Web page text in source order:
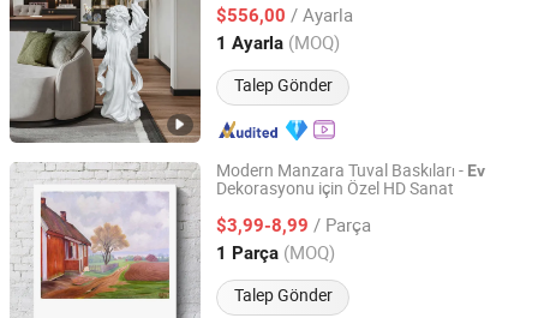
$556,00 / Ayarla
1 Ayarla (MOQ)
Talep Gönder
Hubei, China Fiyat 2025
Modern Manzara Tuval Baskıları - Ev
Dekorasyonu için Özel HD Sanat
$3,99-8,99 / Parça
1 Parça (MOQ)
Talep Gönder
Fuzhou Yuanyang Future Import and Export Co., Ltd.
Fujian, China Fiyat 2025